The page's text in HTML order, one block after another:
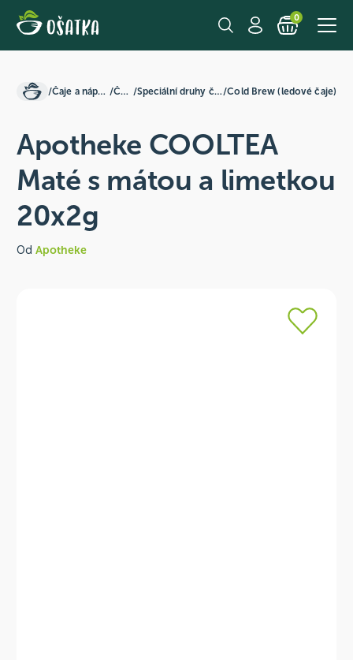
0
/ Čaje a nápoje / Čaje / Speciální druhy čajů /Cold Brew (ledové čaje)
Apotheke COOLTEA
Maté s mátou a limetkou
20x2g
Od Apotheke